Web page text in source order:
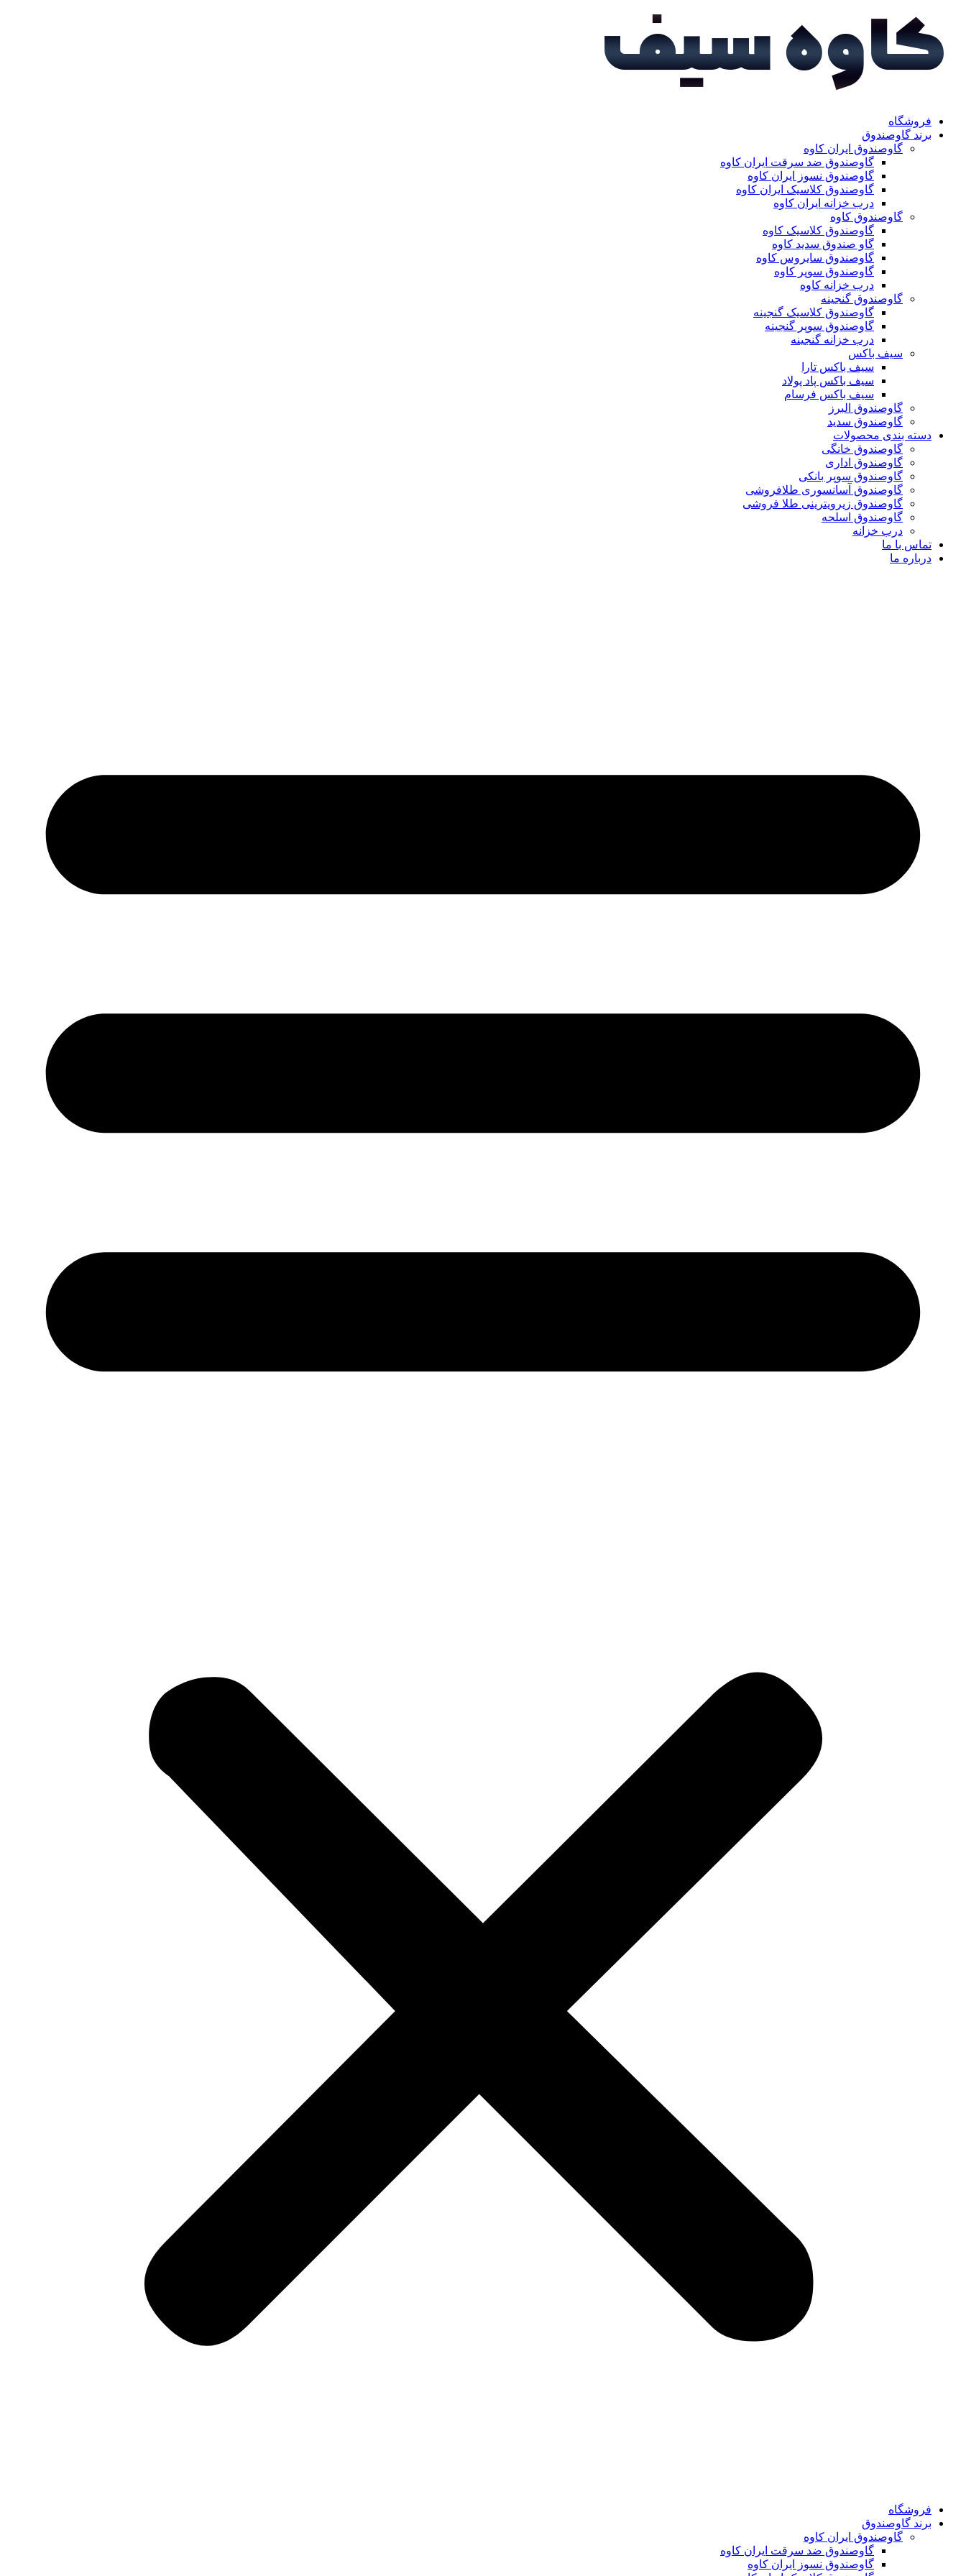
فروشگاه
برند گاوصندوق
گاوصندوق ایران کاوه
گاوصندوق ضد سرقت ایران کاوه
گاوصندوق نسوز ایران کاوه
گاوصندوق کلاسیک ایران کاوه
درب خزانه ایران کاوه
گاوصندوق کاوه
گاوصندوق کلاسیک کاوه
گاو صندوق سدید کاوه
گاوصندوق سایروس کاوه
گاوصندوق سوپر کاوه
درب خزانه کاوه
گاوصندوق گنجینه
گاوصندوق کلاسیک گنجینه
گاوصندوق سوپر گنجینه
درب خزانه گنجینه
سیف باکس
سیف باکس تارا
سیف باکس پاد پولاد
سیف باکس فرسام
گاوصندوق البرز
گاوصندوق سدید
دسته بندی محصولات
گاوصندوق خانگی
گاوصندوق اداری
گاوصندوق سوپر بانکی
گاوصندوق آسانسوری طلافروشی
گاوصندوق زیرویترینی طلا فروشی
گاوصندوق اسلحه
درب خزانه
تماس با ما
درباره ما
فروشگاه
برند گاوصندوق
گاوصندوق ایران کاوه
گاوصندوق ضد سرقت ایران کاوه
گاوصندوق نسوز ایران کاوه